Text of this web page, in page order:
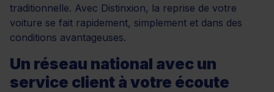
traditionnelle. Avec Distinxion, la reprise de votre
voiture se fait rapidement, simplement et dans des
conditions avantageuses.
Un réseau national avec un
service client à votre écoute